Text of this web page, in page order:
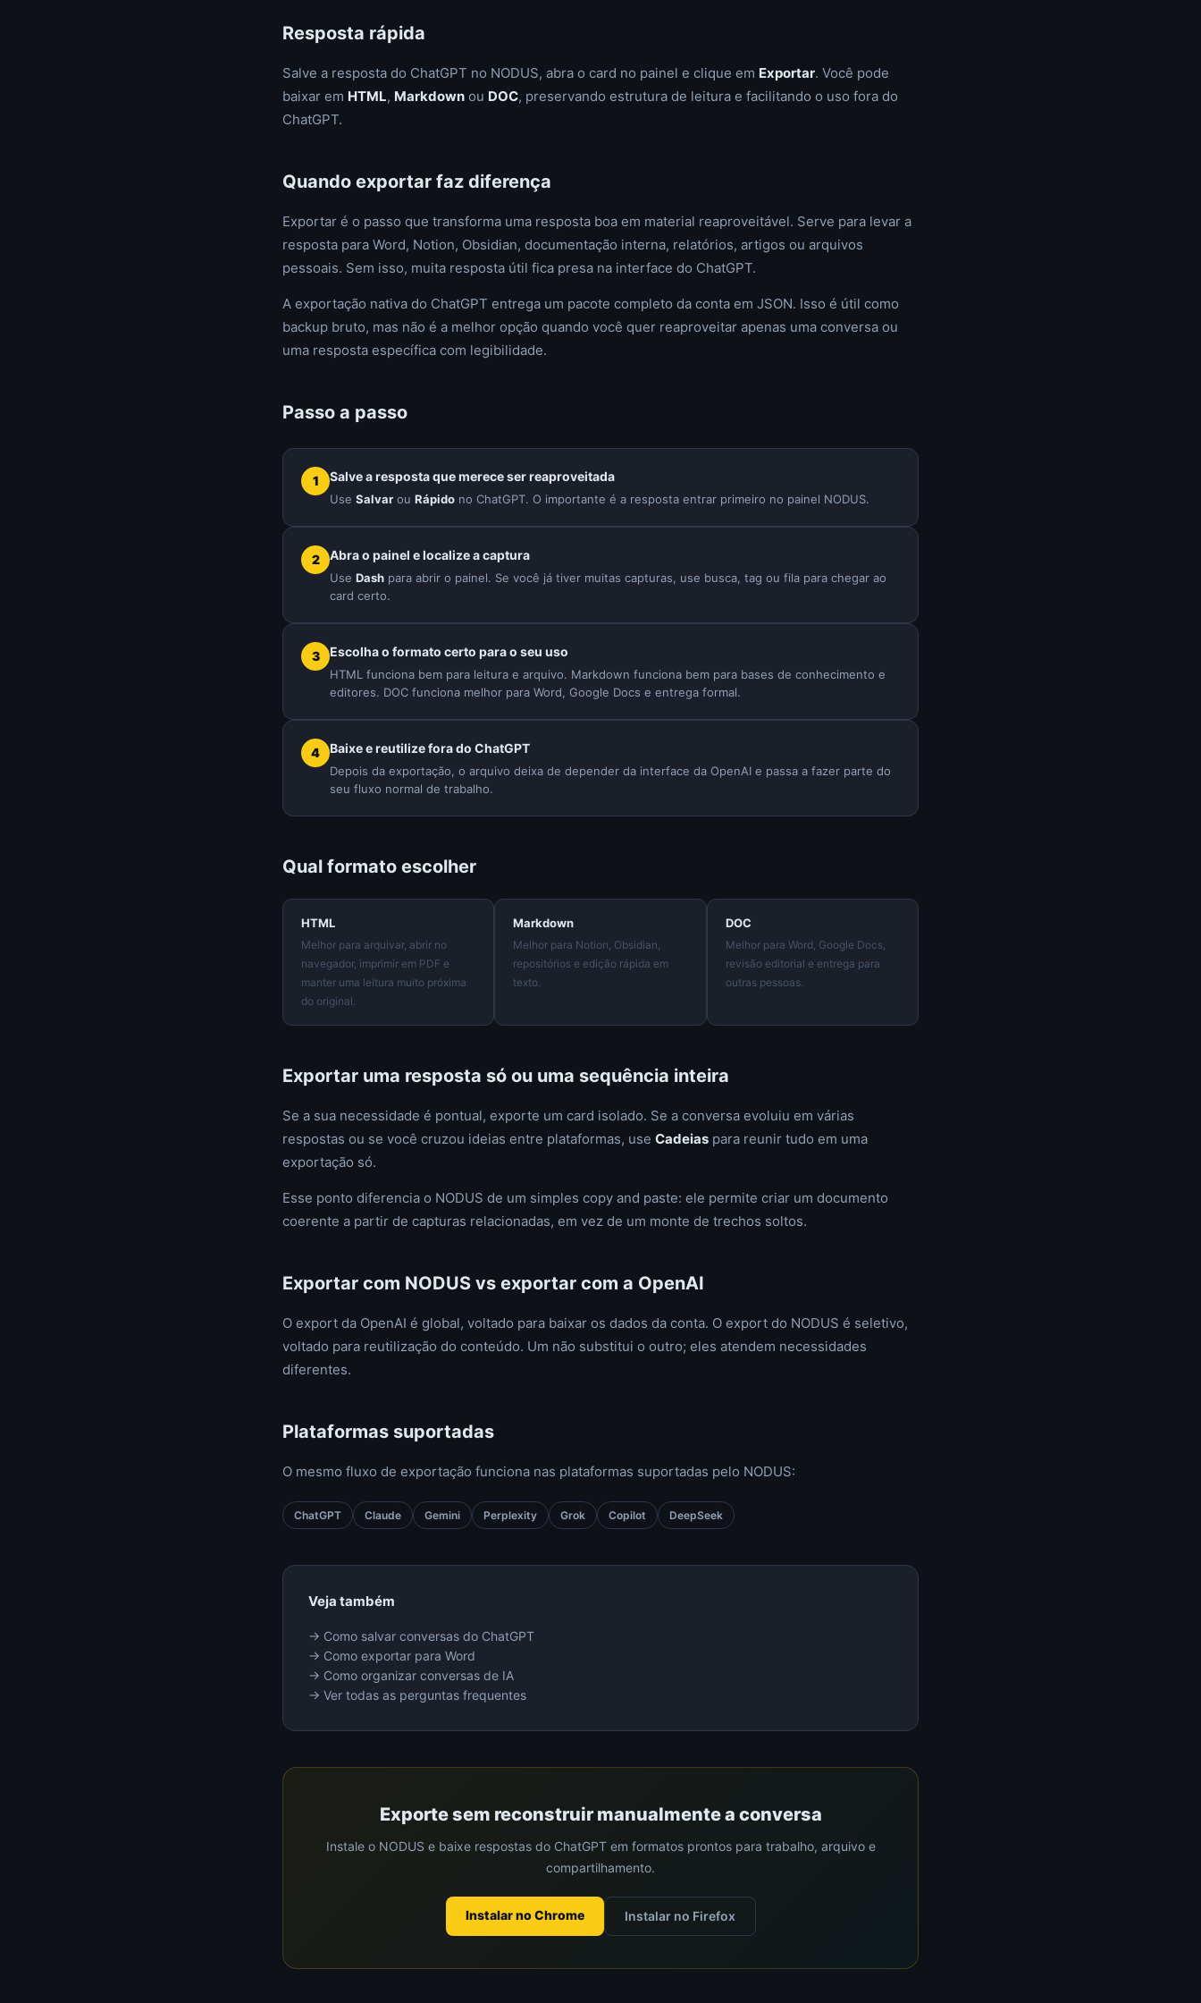
Resposta rápida
Salve a resposta do ChatGPT no NODUS, abra o card no painel e clique em Exportar. Você pode
baixar em HTML, Markdown ou DOC, preservando estrutura de leitura e facilitando o uso fora do
ChatGPT.
Quando exportar faz diferença
Exportar é o passo que transforma uma resposta boa em material reaproveitável. Serve para levar a
resposta para Word, Notion, Obsidian, documentação interna, relatórios, artigos ou arquivos
pessoais. Sem isso, muita resposta útil fica presa na interface do ChatGPT.
A exportação nativa do ChatGPT entrega um pacote completo da conta em JSON. Isso é útil como
backup bruto, mas não é a melhor opção quando você quer reaproveitar apenas uma conversa ou
uma resposta específica com legibilidade.
Passo a passo
Salve a resposta que merece ser reaproveitada
Use Salvar ou Rápido no ChatGPT. O importante é a resposta entrar primeiro no painel NODUS.
Abra o painel e localize a captura
Use Dash para abrir o painel. Se você já tiver muitas capturas, use busca, tag ou fila para chegar ao
card certo.
Escolha o formato certo para o seu uso
HTML funciona bem para leitura e arquivo. Markdown funciona bem para bases de conhecimento e
editores. DOC funciona melhor para Word, Google Docs e entrega formal.
Baixe e reutilize fora do ChatGPT
Depois da exportação, o arquivo deixa de depender da interface da OpenAI e passa a fazer parte do
seu fluxo normal de trabalho.
Qual formato escolher
HTML
Melhor para arquivar, abrir no
navegador, imprimir em PDF e
manter uma leitura muito próxima
do original.
Markdown
Melhor para Notion, Obsidian,
repositórios e edição rápida em
texto.
DOC
Melhor para Word, Google Docs,
revisão editorial e entrega para
outras pessoas.
Exportar uma resposta só ou uma sequência inteira
Se a sua necessidade é pontual, exporte um card isolado. Se a conversa evoluiu em várias
respostas ou se você cruzou ideias entre plataformas, use Cadeias para reunir tudo em uma
exportação só.
Esse ponto diferencia o NODUS de um simples copy and paste: ele permite criar um documento
coerente a partir de capturas relacionadas, em vez de um monte de trechos soltos.
Exportar com NODUS vs exportar com a OpenAI
O export da OpenAI é global, voltado para baixar os dados da conta. O export do NODUS é seletivo,
voltado para reutilização do conteúdo. Um não substitui o outro; eles atendem necessidades
diferentes.
Plataformas suportadas
O mesmo fluxo de exportação funciona nas plataformas suportadas pelo NODUS:
ChatGPT Claude Gemini Perplexity Grok Copilot DeepSeek
Veja também
→ Como salvar conversas do ChatGPT
→ Como exportar para Word
→ Como organizar conversas de IA
→ Ver todas as perguntas frequentes
Exporte sem reconstruir manualmente a conversa
Instale o NODUS e baixe respostas do ChatGPT em formatos prontos para trabalho, arquivo e
compartilhamento.
Instalar no Chrome Instalar no Firefox